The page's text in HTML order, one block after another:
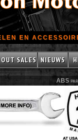
EN
SALES NIEUWS
ABS